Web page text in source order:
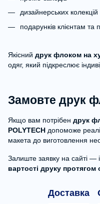
дизайнерських колекцій
подарунків клієнтам та
Якісний друк флоком на
одяг, який підкреслює
Замовте друк
Якщо вам потрібен друк
POLYTECH допоможе
макета до виготовлення
Залиште заявку на сайті —
вартості друку
Доставка